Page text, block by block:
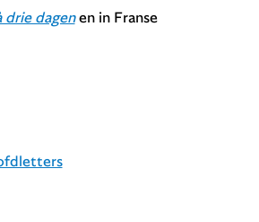
drie dagenen in Franse